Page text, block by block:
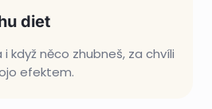
diet
když něco zhubneš, za chvíli
efektem.